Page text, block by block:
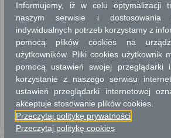
EWIDENCJA MIEJSCOWOŚCI,
GEODEZJA I KATASTER
ROZGRANICZENIE
UZGADNIANIE USYTUOWANIA
UZBROJENIA TERENU
Wydanie wypisu lub wyrysu z operatu
Informujemy, iż w celu optymalizacji
naszym serwisie i
indywidualnych potrzeb korzystamy z
pomocą plików cookies na
użytkowników. Pliki cookies użytkownik
pomocą ustawień swojej przeglądarki
korzystanie z naszego serwisu
ustawień przeglądarki internetowej
akceptuje stosowanie plików cookies.
Przeczytaj politykę prywatności
Przeczytaj politykę cookies